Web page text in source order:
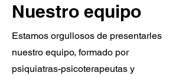
Nuestro equipo
Estamos orgullosos de presentarles
nuestro equipo, formado por
psiquiatras-psicoterapeutas y